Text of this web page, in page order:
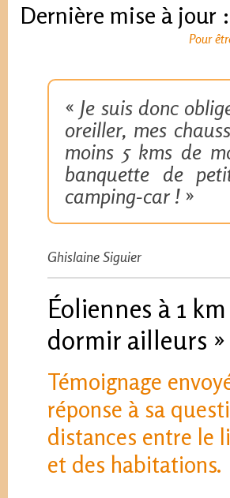
Dernière mise à jour
Pour
« Je suis donc
oreiller, mes
moins 5 kms de
banquette de
camping-car ! »
Ghislaine Siguier
Éoliennes à 1
dormir ailleurs »
Témoignage
réponse à sa
distances entre le
et des habitations.